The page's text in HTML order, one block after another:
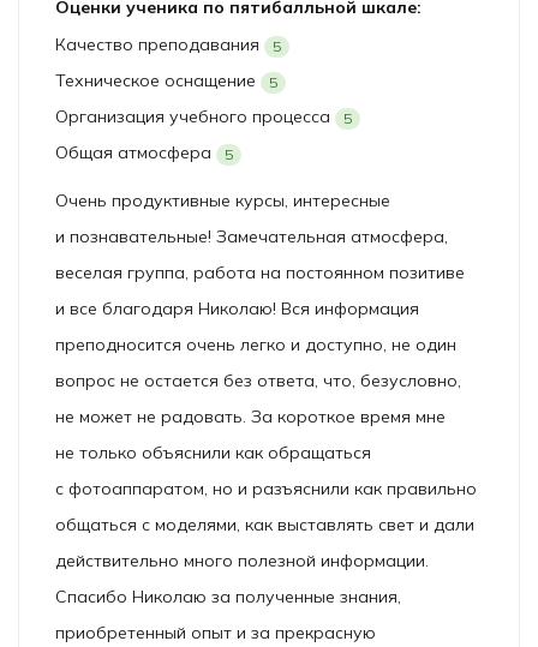
Оценки ученика по пятибалльной шкале:
Качество преподавания
5
Техническое оснащение 5
Организация учебного процесса 5
Общая атмосфера 5
Очень продуктивные курсы, интересные
и познавательные! Замечательная атмосфера,
веселая группа, работа на постоянном позитиве
и все благодаря Николаю! Вся информация
преподносится очень легко и доступно, не один
вопрос не остается без ответа, что, безусловно,
не может не радовать. За короткое время мне
не только объяснили как обращаться
с фотоаппаратом, но и разъяснили как правильно
общаться с моделями, как выставлять свет и дали
действительно много полезной информации.
Спасибо Николаю за полученные знания,
приобретенный опыт и за прекрасную